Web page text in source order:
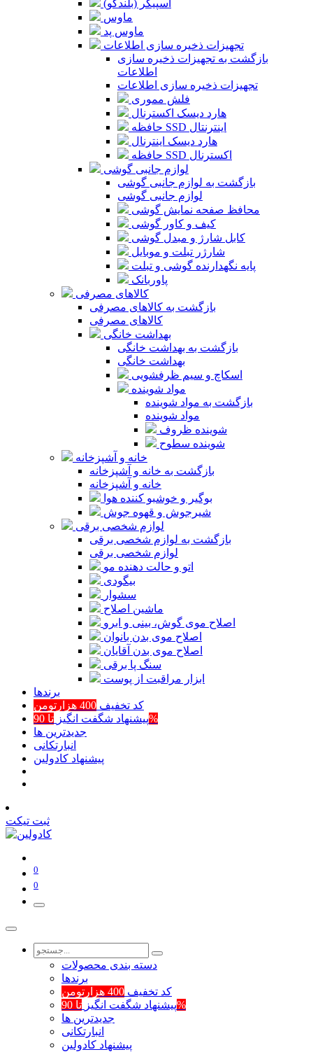
اسپیکر (بلندگو)
ماوس
ماوس پد
تجهیزات ذخیره سازی اطلاعات
بازگشت به تجهیزات ذخیره سازی
اطلاعات
تجهیزات ذخیره سازی اطلاعات
فلش مموری
هارد دیسک اکسترنال
حافظه SSD اینترنتال
هارد دیسک اینترنال
حافظه SSD اکسترنال
لوازم جانبی گوشی
بازگشت به لوازم جانبی گوشی
لوازم جانبی گوشی
محافظ صفحه نمایش گوشی
کیف و کاور گوشی
کابل شارژ و مبدل گوشی
شارژر تبلت و موبایل
پایه نگهدارنده گوشی و تبلت
پاوربانک
کالاهای مصرفی
بازگشت به کالاهای مصرفی
کالاهای مصرفی
بهداشت خانگی
بازگشت به بهداشت خانگی
بهداشت خانگی
اسکاچ و سیم ظرفشویی
مواد شوینده
بازگشت به مواد شوینده
مواد شوینده
شوینده ظروف
شوینده سطوح
خانه و آشپزخانه
بازگشت به خانه و آشپزخانه
خانه و آشپزخانه
بوگیر و خوشبو کننده هوا
شیرجوش و قهوه جوش
لوازم شخصی برقی
بازگشت به لوازم شخصی برقی
لوازم شخصی برقی
اتو و حالت دهنده مو
بیگودی
سشوار
ماشین اصلاح
اصلاح موی گوش، بینی و ابرو
اصلاح موی بدن بانوان
اصلاح موی بدن آقایان
سنگ پا برقی
ابزار مراقبت از پوست
برند‌ها
کد تخفیف 400 هزارتومن
پیشنهاد شگفت انگیزتا 90%
جدیدترین ها
انبارتکانی
پیشنهاد کادولین
ثبت تیکت
0
0
دسته بندی محصولات
برند‌ها
کد تخفیف 400 هزارتومن
پیشنهاد شگفت انگیزتا 90%
جدیدترین ها
انبارتکانی
پیشنهاد کادولین